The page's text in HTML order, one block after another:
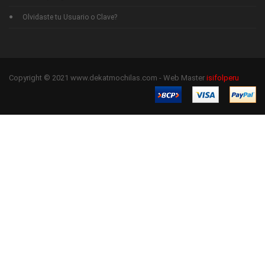
Olvidaste tu Usuario o Clave?
Copyright © 2021 www.dekatmochilas.com - Web Master isifolperu